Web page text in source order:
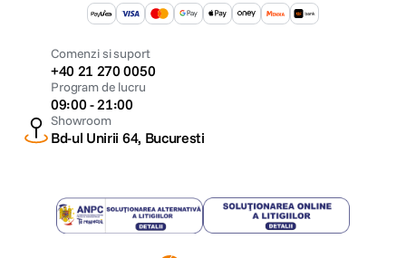
Comenzi si suport
+40 21 270 0050
Program de lucru
09:00 - 21:00
Showroom
Bd-ul Unirii 64, Bucuresti